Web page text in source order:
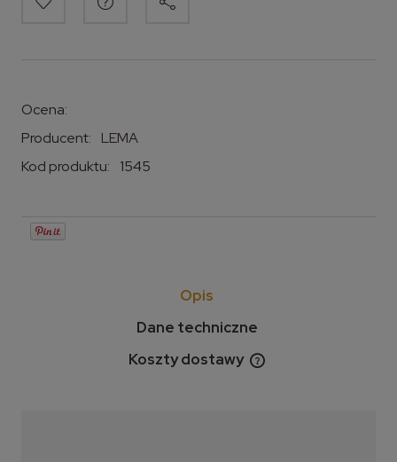
Ocena:
Producent:
LEMA
Kod produktu:
1545
Opis
Dane techniczne
Koszty dostawy
Cena nie zawiera ewentualnych kosztów płatności